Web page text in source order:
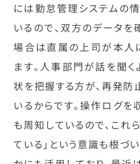
には勤怠管理システムの
いるので、双方のデータ
場合は直属の上司が本人
ます。人事部門が話を聞
状を把握する方が、再発防
いるからです。操作ログ
も周知しているので、これ
ている」という意識も根づ